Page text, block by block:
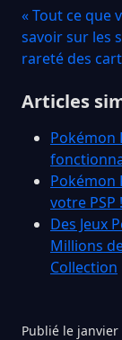
« Tout ce que
savoir sur les
rareté des
Articles
Pokémon
Pokémon
votre PSP !
Des Jeux
Millions
Collection
Publié le janvier